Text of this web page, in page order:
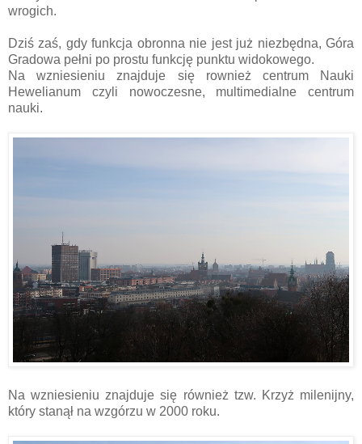
wrogich.
Dziś zaś, gdy funkcja obronna nie jest już niezbędna, Góra
Gradowa pełni po prostu funkcję punktu widokowego.
Na wzniesieniu znajduje się rownież centrum Nauki
Hewelianum czyli nowoczesne, multimedialne centrum
nauki.
Na wzniesieniu znajduje się również tzw. Krzyż milenijny,
który stanął na wzgórzu w 2000 roku.